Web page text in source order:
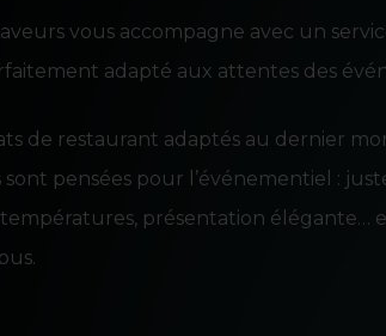
vous accompagne avec un
adapté aux attentes des
de restaurant adaptés au dernier
sont pensées pour l’événementiel :
températures, présentation élégante…